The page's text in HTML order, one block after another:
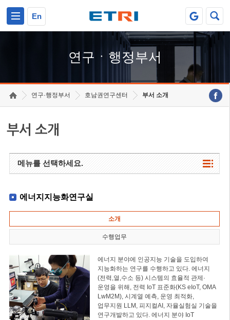
En
연구ㆍ행정부서
연구·행정부서 호남권연구센터 부서 소개
부서 소개
메뉴를 선택하세요.
에너지지능화연구실
소개
수행업무
에너지 분야에 인공지능 기술을 도입하여
지능화하는 연구를 수행하고 있다. 에너지
(전력,열,수소 등) 시스템의 효율적 관제·
운영을 위해, 전력 IoT 표준화(KS eIoT, OMA
LwM2M), 시계열 예측, 운영 최적화,
업무지원 LLM, 피지컬AI, 자율실험실 기술을
연구개발하고 있다. 에너지 분야 IoT